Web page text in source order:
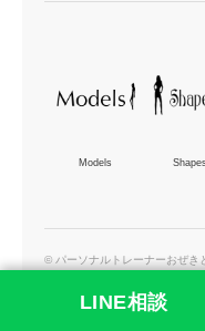
Models
© パーソナルトレーナーおぜき
LINE相談